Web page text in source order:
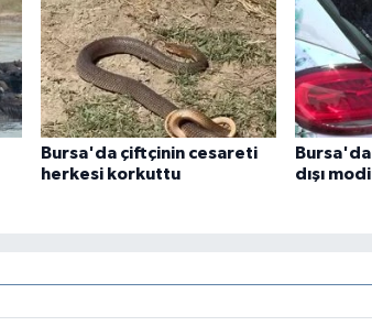
Bursa'da çiftçinin cesareti
herkesi korkuttu
dışı